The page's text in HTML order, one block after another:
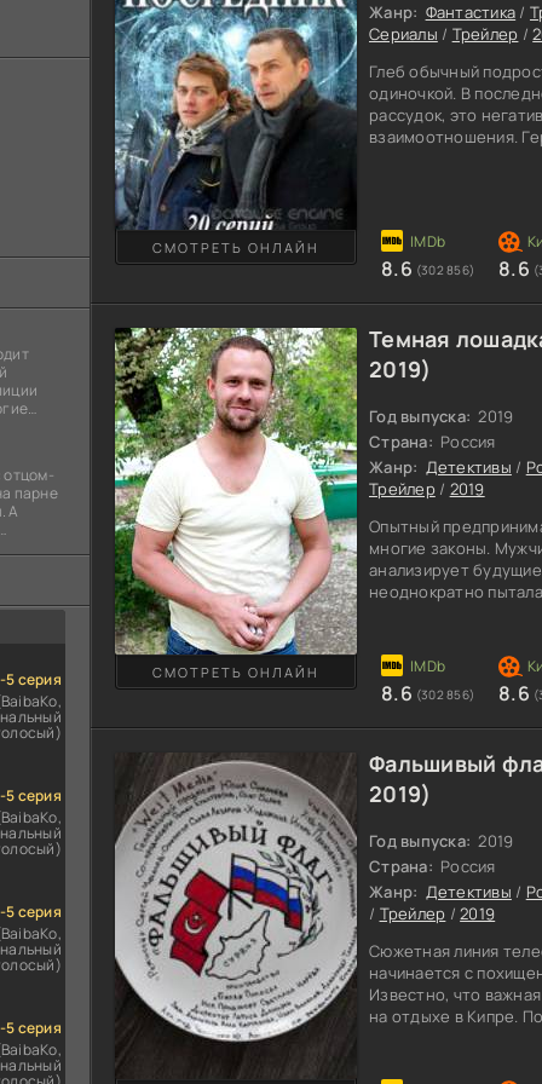
отцом-
парне
А
5 серия
5 серия
5 серия
5 серия
Жанр: Фантастика /
Сериалы / Трейлер /
Глеб обычный
одиночкой. В
рассудок, это
взаимоотношения.
ждут очередные
придется
СМОТРЕТЬ ОНЛАЙН
8.6 (302 856) 8.6
Темная
2019)
Год выпуска: 2019
Страна: Россия
Жанр: Детективы /
Трейлер/ 2019
Опытный
многие законы.
анализирует
неоднократно
на серьезную
Тогда произошло
Кутиком. Дронов
СМОТРЕТЬ ОНЛАЙН
8.6 (302 856) 8.6
Фальшивый
2019)
Год выпуска: 2019
Страна: Россия
Жанр: Детективы /
/ Трейлер /2019
Сюжетная линия
начинается с
Известно, что
на отдыхе в Кипре.